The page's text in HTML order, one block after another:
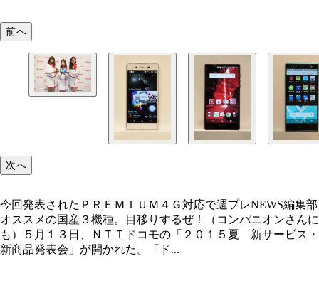
今回発表されたＰＲＥＭＩＵＭ４Ｇ対応で週プレ
編集部オススメの国産３機種。目移りするぜ！（
ニオンさんにも）
前へ
次へ
今回発表されたＰＲＥＭＩＵＭ４Ｇ対応で週プレNEWS編集部
オススメの国産３機種。目移りするぜ！（コンパニオンさんに
も）５月１３日、ＮＴＴドコモの「２０１５夏 新サービス・
新商品発表会」が開かれた。「ド...